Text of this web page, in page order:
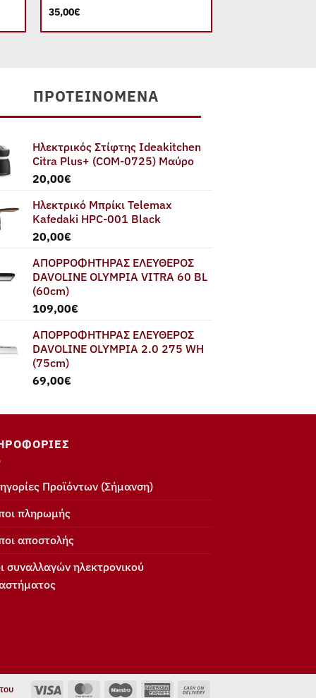
35,00€
ΠΡΟΤΕΙΝΌΜΕΝΑ
Ηλεκτρικός Στίφτης Ideakitchen
Citra Plus+ (COM-0725) Μαύρο
20,00€
Ηλεκτρικό Μπρίκι Telemax
Kafedaki HPC-001 Black
20,00€
ΑΠΟΡΡΟΦΗΤΗΡΑΣ ΕΛΕΥΘΕΡΟΣ
DAVOLINE OLYMPIA VITRA 60 BL
(60cm)
109,00€
ΑΠΟΡΡΟΦΗΤΗΡΑΣ ΕΛΕΥΘΕΡΟΣ
DAVOLINE OLYMPIA 2.0 275 WH
(75cm)
69,00€
Προϊόντων (Σήμανση)
πληρωμής
αποστολής
συναλλαγών ηλεκτρονικού
Visa MasterCardMaestro American